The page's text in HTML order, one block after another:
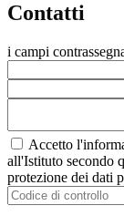
Contatti
i campi
Accetto
all'Istituto secondo
protezione dei dati